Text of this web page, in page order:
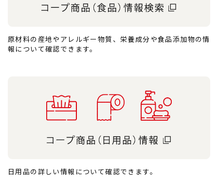
原材料の産地やアレルギー物質、栄養成分や食品添加物の情
報について確認できます。
日用品の詳しい情報について確認できます。